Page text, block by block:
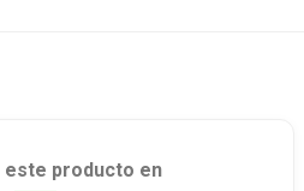
este producto en